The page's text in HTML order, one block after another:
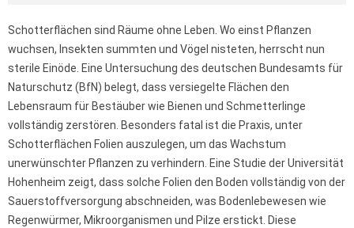
Schotterflächen sind Räume ohne Leben. Wo einst Pflanzen
wuchsen, Insekten summten und Vögel nisteten, herrscht nun
sterile Einöde. Eine Untersuchung des deutschen Bundesamts für
Naturschutz (BfN) belegt, dass versiegelte Flächen den
Lebensraum für Bestäuber wie Bienen und Schmetterlinge
vollständig zerstören. Besonders fatal ist die Praxis, unter
Schotterflächen Folien auszulegen, um das Wachstum
unerwünschter Pflanzen zu verhindern. Eine Studie der Universität
Hohenheim zeigt, dass solche Folien den Boden vollständig von der
Sauerstoffversorgung abschneiden, was Bodenlebewesen wie
Regenwürmer, Mikroorganismen und Pilze erstickt. Diese